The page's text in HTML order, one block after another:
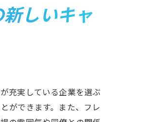
しいキャ
充実している企業を選ぶ
ができます。また、フレ